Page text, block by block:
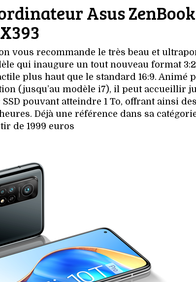
Asus
vous recommande le très beau et
qui inaugure un tout nouveau format
plus haut que le standard 16:9. Animé
(jusqu’au modèle i7), il peut accueillir
pouvant atteindre 1 To, offrant ainsi des
Déjà une référence dans sa
de 1999 euros